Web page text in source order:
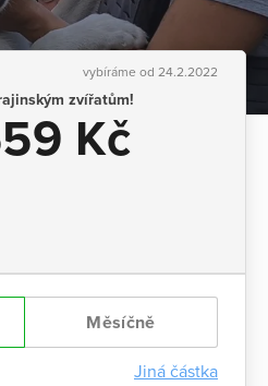
vybíráme od 24.2.2022
zvířatům!
Kč
Měsíčně
Jiná částka